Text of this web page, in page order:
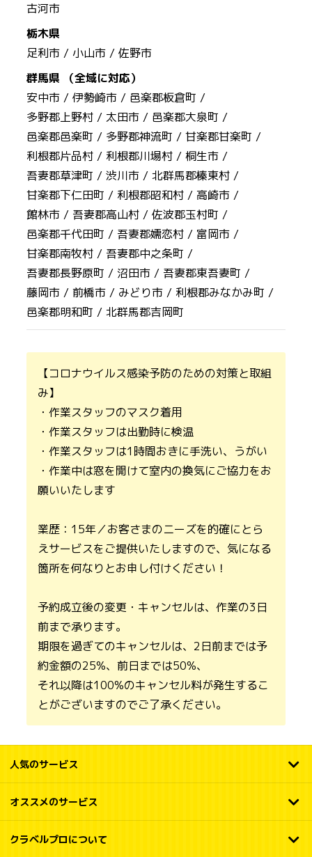
古河市
栃木県
足利市 / 小山市 /佐野市
群馬県 （全域に対応）
安中市 /伊勢崎市 / 邑楽郡板倉町 /
多野郡上野村 / 太田市 / 邑楽郡大泉町 /
邑楽郡邑楽町 / 多野郡神流町 /甘楽郡甘楽町 /
利根郡片品村 / 利根郡川場村 /桐生市 /
吾妻郡草津町 /渋川市 /北群馬郡榛東村 /
甘楽郡下仁田町 / 利根郡昭和村 / 高崎市 /
館林市 / 吾妻郡高山村 /佐波郡玉村町 /
邑楽郡千代田町 / 吾妻郡嬬恋村 / 富岡市 /
甘楽郡南牧村 / 吾妻郡中之条町 /
吾妻郡長野原町 / 沼田市 / 吾妻郡東吾妻町 /
藤岡市 /前橋市 / みどり市 / 利根郡みなかみ町 /
邑楽郡明和町 /北群馬郡吉岡町
【コロナウイルス感染予防のための対策と取組
み】
・作業スタッフのマスク着用
・作業スタッフは出勤時に検温
・作業スタッフは1時間おきに手洗い、うがい
・作業中は窓を開けて室内の換気にご協力をお
願いいたします
業歴：15年／お客さまのニーズを的確にとら
えサービスをご提供いたしますので、気になる
箇所を何なりとお申し付けください！
予約成立後の変更・キャンセルは、作業の3日
前まで承ります。
期限を過ぎてのキャンセルは、2日前までは予
約金額の25%、前日までは50%、
それ以降は100%のキャンセル料が発生するこ
とがございますのでご了承ください。
人気のサービス
オススメのサービス
クラベルプロについて